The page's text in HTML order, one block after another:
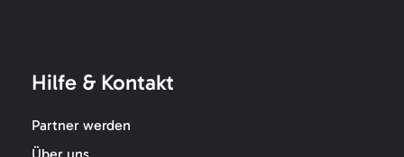
Hilfe & Kontakt
Partner werden